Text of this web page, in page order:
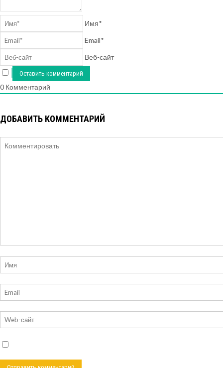
Имя*
Email*
Веб-сайт
0 Комментарий
ДОБАВИТЬ КОММЕНТАРИЙ